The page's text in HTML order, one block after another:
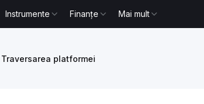
Instrumente Finanțe Mai mult
Traversarea platformei